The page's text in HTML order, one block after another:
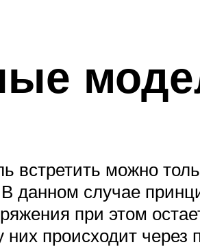
встретить можно
данном случае
при этом
происходит через